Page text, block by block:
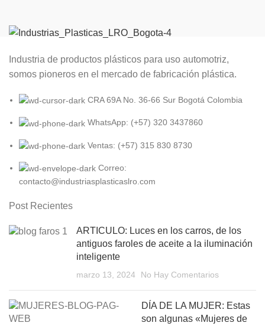
Industria de productos plásticos para uso automotriz,
somos pioneros en el mercado de fabricación plástica.
CRA 69A No. 36-66 Sur Bogotá Colombia
WhatsApp: (+57) 320 3437860
Ventas: (+57) 315 830 8730
Correo:
contacto@industriasplasticaslro.com
Post Recientes
ARTICULO: Luces en los carros, de los
antiguos faroles de aceite a la iluminación
inteligente
marzo 13, 2024 No Hay Comentarios
DÍA DE LA MUJER: Estas
son algunas «Mujeres de